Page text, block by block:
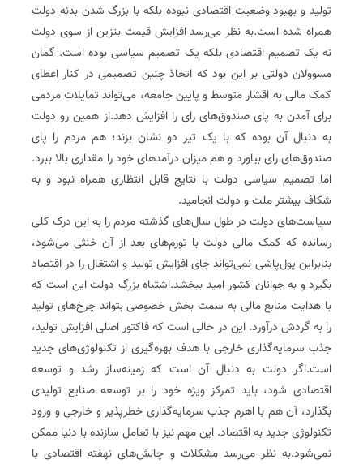
تولید و بهبود وضعیت اقتصادی نبوده بلکه با بزرگ شدن بدنه دولت
همراه شده است.به نظر می‌رسد افزایش قیمت بنزین از سوی دولت
نه یک تصمیم اقتصادی بلکه یک تصمیم سیاسی بوده است. گمان
مسوولان دولتی بر این بود که اتخاذ چنین تصمیمی در کنار اعطای
کمک مالی به اقشار متوسط و پایین جامعه، می‌تواند تمایلات مردمی
برای آمدن به پای صندوق‌های رای را افزایش دهد.از همین رو دولت
به دنبال آن بوده که با یک تیر دو نشان بزند؛ هم مردم را پای
صندوق‌های رای بیاورد و هم میزان درآمدهای خود را مقداری بالا ببرد.
اما تصمیم سیاسی دولت با نتایج قابل انتظاری همراه نبود و به
شکاف بیشتر ملت و دولت انجامید.
سیاست‌های دولت در طول سال‌های گذشته مردم را به این درک کلی
رسانده که کمک مالی دولت با تورم‌های بعد از آن خنثی می‌شود،
بنابراین پول‌پاشی نمی‌تواند جای افزایش تولید و اشتغال را در اقتصاد
بگیرد و به جوانان کشور امید ببخشد.اشتباه بزرگ دولت این است که
با هدایت منابع مالی به سمت بخش خصوصی بتواند چرخ‌های تولید
را به گردش درآورد. این در حالی است که فاکتور اصلی افزایش تولید،
جذب سرمایه‌گذاری خارجی با هدف بهره‌گیری از تکنولوژی‌های جدید
است.اگر دولت به دنبال آن است که زمینه‌ساز رشد و توسعه
اقتصادی شود، باید تمرکز ویژه خود را بر توسعه صنایع تولیدی
بگذارد، آن هم با اهرم جذب سرمایه‌گذاری خطرپذیر و خارجی و ورود
تکنولوژی جدید به اقتصاد. این مهم نیز با تعامل سازنده با دنیا ممکن
نمی‌شود.به نظر می‌رسد مشکلات و چالش‌های نهفته اقتصادی با